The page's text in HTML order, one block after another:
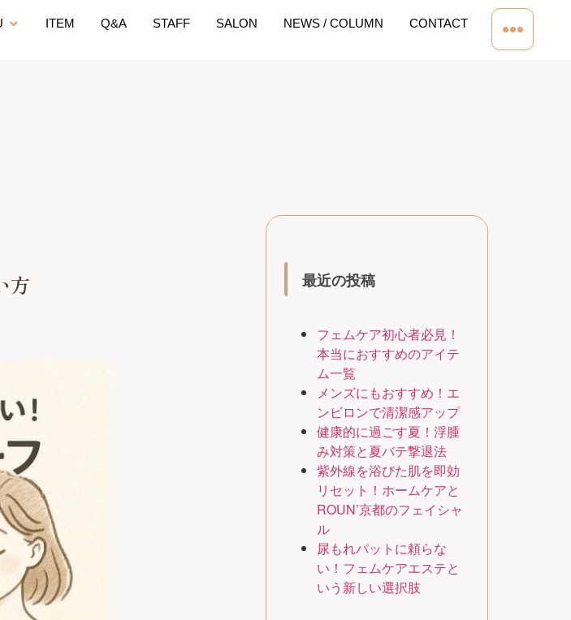
ITEM Q&A STAFF SALON NEWS / COLUMN CONTACT
方 最近の投稿
フェムケア初心者必見！
本当におすすめのアイテ
ム一覧
メンズにもおすすめ！エ
ンビロンで清潔感アップ
健康的に過ごす夏！浮腫
み対策と夏バテ撃退法
紫外線を浴びた肌を即効
リセット！ホームケアと
ROUN’京都のフェイシャ
ル
尿もれパットに頼らな
い！フェムケアエステと
いう新しい選択肢